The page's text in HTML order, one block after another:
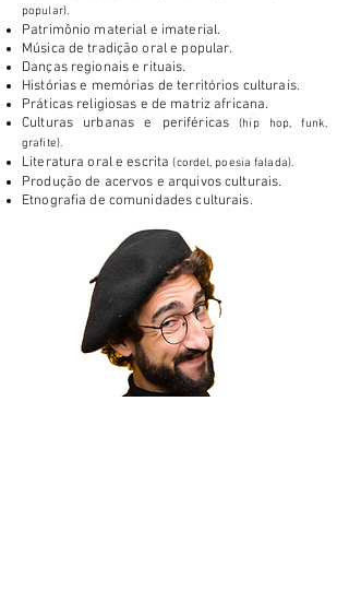
popular).
Patrimônio material e imaterial.
Música de tradição oral e popular.
Danças regionais e rituais.
Histórias e memórias de territórios culturais.
Práticas religiosas e de matriz africana.
Culturas urbanas e periféricas(hip hop, funk,
grafite).
Literatura oral e escrita(cordel, poesia falada).
Produção de acervos e arquivos culturais.
Etnografia de comunidades culturais.